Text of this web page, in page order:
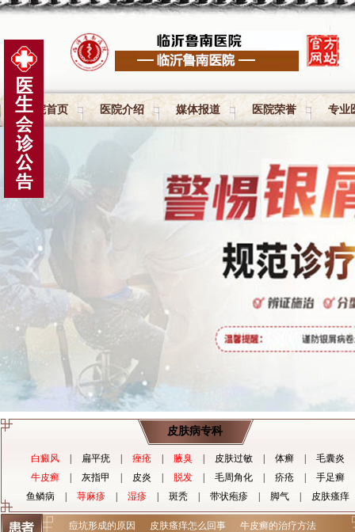
医院首页 医院介绍 媒体报道 医院荣誉 专业
皮肤病专科
白癜风 扁平疣 痤疮 腋臭 皮肤过敏 体癣
毛囊炎
牛皮癣
灰指甲 皮炎 脱发 毛周角化 疥疮
手足癣
鱼鳞病
荨麻疹 湿疹 斑秃 带状疱疹 脚气 皮肤瘙痒
痘坑形成的原因 皮肤瘙痒怎么回事
牛皮癣的治疗方法